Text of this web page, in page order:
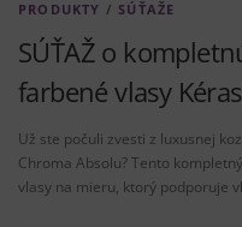
PRODUKTY /SÚŤAŽE
SÚŤAŽ o
farbené vlasy
Už ste počuli zvesti z luxusnej
Chroma Absolu? Tento
vlasy na mieru, ktorý podporuje